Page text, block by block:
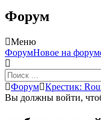
Форум
Меню
Навигация
Форума
ФорумНовое на
Форум
breadcrumbs
Форум Крестик:
Вы должны войти,